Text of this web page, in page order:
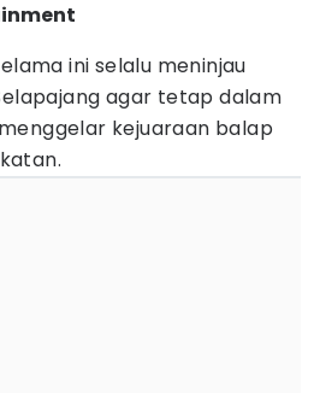
ini selalu meninjau
agar tetap dalam
kejuaraan balap